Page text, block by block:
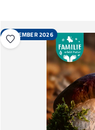
SEPTEMBER 2026